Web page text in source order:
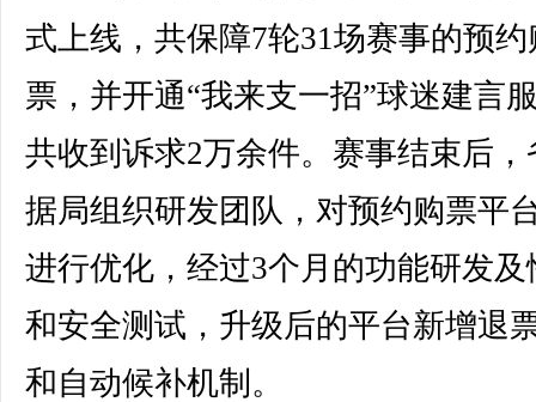
式上线，共保障7轮31场赛事的预约
票，并开通“我来支一招”球迷建言
共收到诉求2万余件。赛事结束后，
据局组织研发团队，对预约购票平
进行优化，经过3个月的功能研发及
和安全测试，升级后的平台新增退
和自动候补机制。